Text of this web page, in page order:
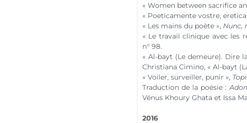
« Women between sacrifice
« Poeticamente vostre,
« Les mains du poète », Nunc,
« Le travail clinique avec les
n° 98.
« Al-bayt (Le demeure). Dire
Christiana Cimino, « Al-bayt
« Voiler, surveiller, punir »,
Traduction de la poésie :
Vénus Khoury Ghata et Issa
2016